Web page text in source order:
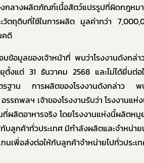
กลางผลิตภัณฑ์เนื้อสัตว์แปรรูปที่ผิดกฎหม
วัตถุดิบที่ใช้ในการผลิต มูลค่ากว่า
คดี
บข้อมูลของเจ้าหน้าที่ พบว่าโรงงานดังกล่
งแต่ 31 ธันวาคม 2568 และไม่ได้ยื่นต่อ
รฐาน การผลิตของโรงงานดังกล่าว พบ
อรรถพลฯ เจ้าของโรงงานรับว่า โรงงานแ
ผลิตอาหารจริงโดยโรงงานแห่งนี้ผลิตห
บลูกค้าทั่วประเทศ มีกำลังผลิตและจำหน่า
นเพื่อส่งต่อให้กับลูกค้าจำหน่ายไปทั่วประ
ร้องเรียนเครื่องสำ
อางค์